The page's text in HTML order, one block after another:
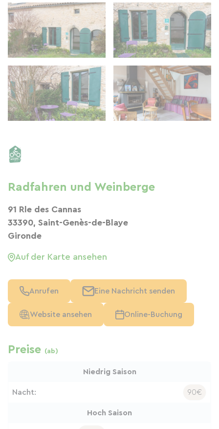
Radfahren und Weinberge
91 Rle des Cannas
33390, Saint-Genès-de-Blaye
Gironde
Auf der Karte ansehen
Anrufen Eine Nachricht senden
Website ansehen Online-Buchung
Preise (ab)
Niedrig Saison
Nacht: 90€
Hoch Saison